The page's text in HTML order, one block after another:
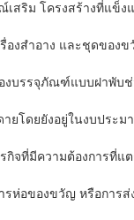
ริม โครงสร้างที่แข็
สำอาง และชุดของ
บรรจุภัณฑ์แบบฝาพับ
โดยยังอยู่ในงบประ
กิจที่มีความต้องการที่
ของขวัญ หรือการส่